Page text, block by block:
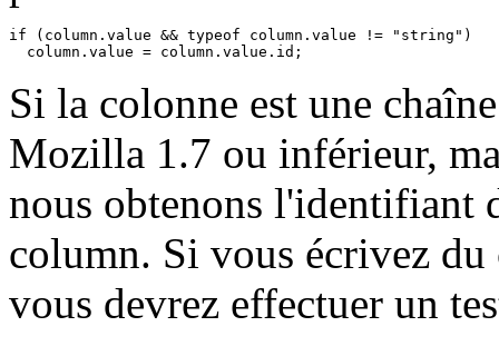
if (column.value && typeof column.value != "string")
  column.value = column.value.id;
Si la colonne est une
Mozilla 1.7 ou inférieur,
nous obtenons l'identifiant
column. Si vous écrivez
vous devrez effectuer un